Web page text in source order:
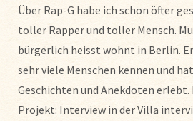
Über Rap-G habe ich schon öfter
toller Rapper und toller Mensch.
bürgerlich heisst wohnt in Berlin.
sehr viele Menschen kennen und
Geschichten und Anekdoten
Projekt: Interview in der Villa